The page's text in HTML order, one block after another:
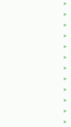
►
►
►
►
►
►
►
►
►
►
►
►